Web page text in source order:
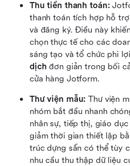
Thu tiền thanh toán:
thanh toán tích hợp hỗ
và đăng ký. Điều này
chọn thực tế cho các
sáng tạo và tổ chức phi
dịch đơn giản trong bối
cửa hàng Jotform.
Thư viện mẫu: Thư viện
nhóm bắt đầu nhanh
nhân sự, tiếp thị, giáo
giảm thời gian thiết lập
trúc dựng sẵn có thể tùy
nhu cầu thu thập dữ liệu